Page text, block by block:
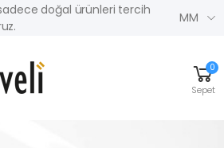
doğal ürünleri tercih
MM
0
Sepet